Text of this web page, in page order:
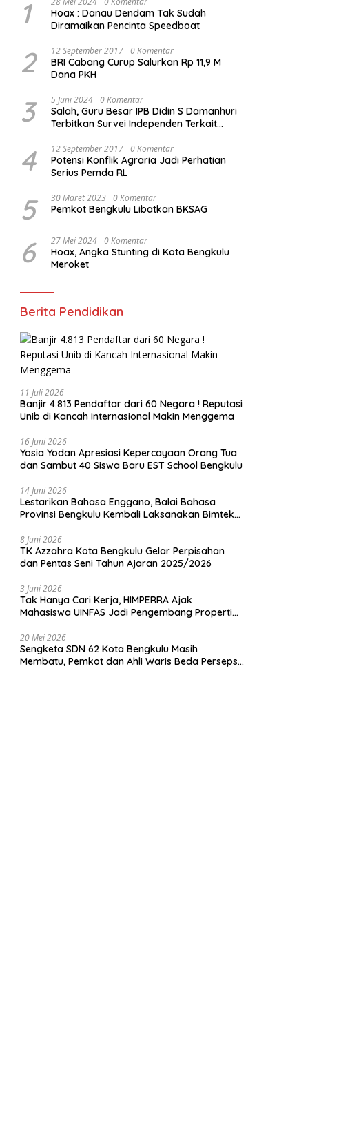
1
Hoax : Danau Dendam Tak Sudah
Diramaikan Pencinta Speedboat
2 12 September 2017 0 Komentar
BRI Cabang Curup Salurkan Rp 11,9 M
Dana PKH
3 5 Juni 2024 0 Komentar
Salah, Guru Besar IPB Didin S Damanhuri
Terbitkan Survei Independen Terkait
4 12 September 2017 0 Komentar
Potensi Konflik Agraria Jadi Perhatian
Serius Pemda RL
5 30 Maret 2023 0 Komentar
Pemkot Bengkulu Libatkan BKSAG
6 27 Mei 2024 0 Komentar
Hoax, Angka Stunting di Kota Bengkulu
Meroket
Berita Pendidikan
11 Juli 2026
Banjir 4.813 Pendaftar dari 60 Negara ! Reputasi
Unib di Kancah Internasional Makin Menggema
16 Juni 2026
‎Yosia Yodan Apresiasi Kepercayaan Orang Tua
dan Sambut 40 Siswa Baru EST School Bengkulu
14 Juni 2026
Lestarikan Bahasa Enggano, Balai Bahasa
Provinsi Bengkulu Kembali Laksanakan Bimtek
8 Juni 2026
TK Azzahra Kota Bengkulu Gelar Perpisahan
dan Pentas Seni Tahun Ajaran 2025/2026
3 Juni 2026
Tak Hanya Cari Kerja, HIMPERRA Ajak
Mahasiswa UINFAS Jadi Pengembang Properti
20 Mei 2026
Sengketa SDN 62 Kota Bengkulu Masih
Membatu, Pemkot dan Ahli Waris Beda Persepsi